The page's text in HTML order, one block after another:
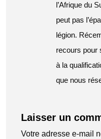
l’Afrique du
peut pas
légion.
recours pour
à la
que nous
Laisser un
Votre adresse e-mail